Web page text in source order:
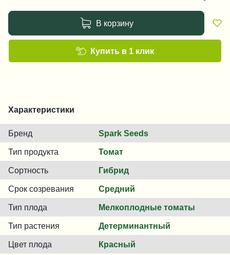
В корзину
Купить в 1 клик
Характеристики
Бренд Spark Seeds
Тип продукта Томат
Сортность Гибрид
Срок созревания Средний
Тип плода Мелкоплодные томаты
Тип растения Детерминантный
Цвет плода Красный